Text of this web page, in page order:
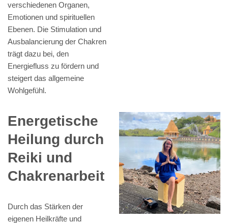
verschiedenen Organen,
Emotionen und spirituellen
Ebenen. Die Stimulation und
Ausbalancierung der Chakren
trägt dazu bei, den
Energiefluss zu fördern und
steigert das allgemeine
Wohlgefühl.
Energetische
Heilung durch
Reiki und
Chakrenarbeit
Durch das Stärken der
eigenen Heilkräfte und